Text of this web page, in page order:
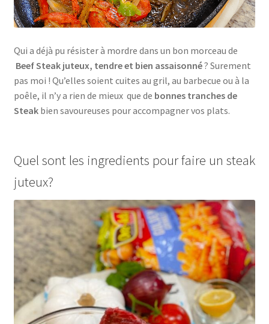
Qui a déjà pu résister à mordre dans un bon morceau de
Beef Steak juteux, tendre et bien assaisonné? Surement
pas moi ! Qu’elles soient cuites au gril, au barbecue ou à la
poêle, il n’y a rien de mieux que de bonnes tranches de
Steak bien savoureuses pour accompagner vos plats.
Quel sont les ingredients pour faire un steak
juteux?